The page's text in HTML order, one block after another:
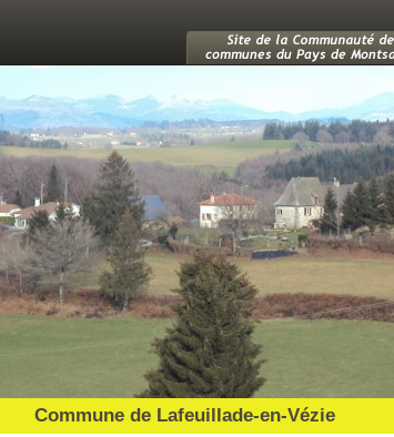
Commune de Lafeuillade-en-Vézie